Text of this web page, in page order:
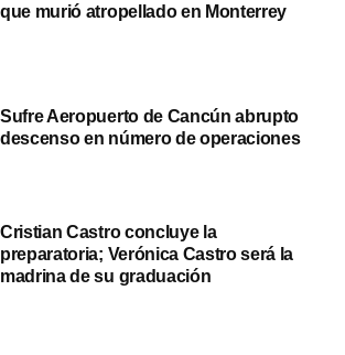
que murió atropellado en Monterrey
Sufre Aeropuerto de Cancún abrupto
descenso en número de operaciones
Cristian Castro concluye la
preparatoria; Verónica Castro será la
madrina de su graduación